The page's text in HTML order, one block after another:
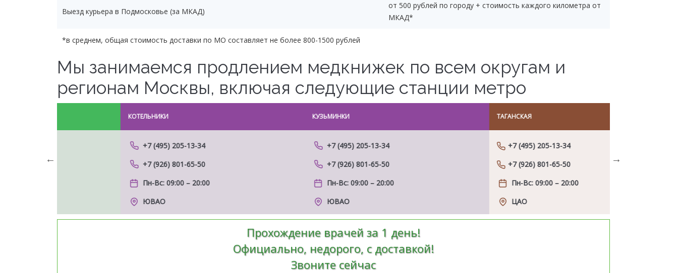
Выезд курьера в Подмосковье (за МКАД)
от 500 рублей по городу + стоимость каждого километра от
МКАД*
*в среднем, общая стоимость доставки по МО составляет не более 800-1500 рублей
Мы занимаемся продлением медкнижек по всем округам и
регионам Москвы, включая следующие станции метро
+7 (495) 205-13-34
+7 (926) 801-65-50
Пн-Вс: 09:00 – 20:00
+7 (495) 205-13-34
+7 (926) 801-65-50
Пн-Вс: 09:00 – 20:00
+7 (495) 205-13-34
+7 (926) 801-65-50
Пн-Вс: 09:00 – 20:00
Next
Прохождение врачей за 1 день!
Официально, недорого, с доставкой!
Звоните сейчас